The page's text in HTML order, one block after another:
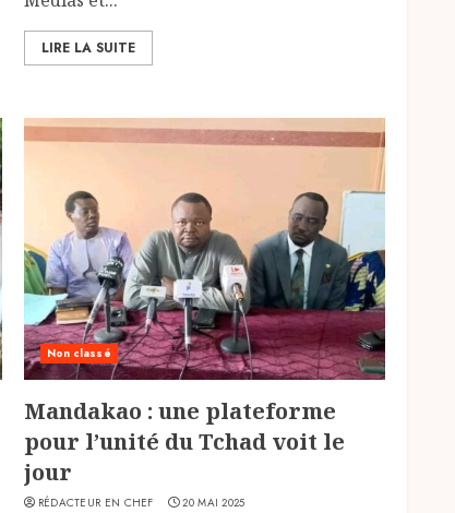
LIRE LA SUITE
Non classé
Mandakao : une plateforme
pour l’unité du Tchad voit le
jour
RÉDACTEUR EN CHEF 20 MAI 2025